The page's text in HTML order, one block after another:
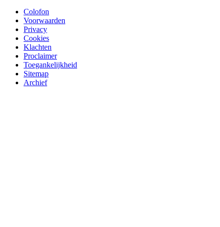
Colofon
Voorwaarden
Privacy
Cookies
Klachten
Proclaimer
Toegankelijkheid
Sitemap
Archief